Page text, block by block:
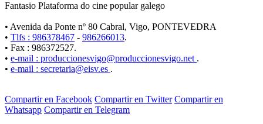
Fantasio Plataforma do cine popular galego
• Avenida da Ponte nº 80 Cabral, Vigo, PONTEVEDRA
• Tlfs : 986378467 - 986266013.
• Fax : 986372527.
• e-mail : produccionesvigo@produccionesvigo.net .
• e-mail : secretaria@eisv.es .
Compartir en Facebook Compartir en Twitter Compartir en
Whatsapp Compartir en Telegram